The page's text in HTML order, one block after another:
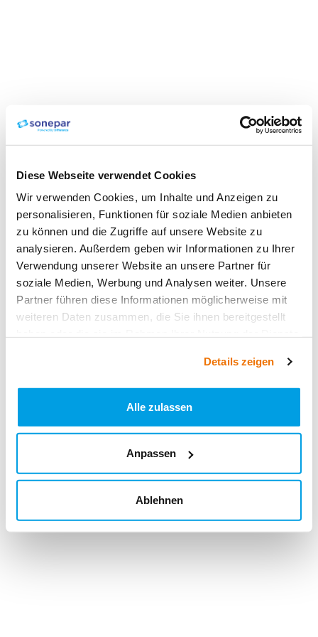
Diese Webseite verwendet Cookies
Wir verwenden Cookies, um Inhalte und Anzeigen zu
personalisieren, Funktionen für soziale Medien anbieten
zu können und die Zugriffe auf unsere Website zu
analysieren. Außerdem geben wir Informationen zu Ihrer
Verwendung unserer Website an unsere Partner für
soziale Medien, Werbung und Analysen weiter. Unsere
Partner führen diese Informationen möglicherweise mit
weiteren Daten zusammen, die Sie ihnen bereitgestellt
Details zeigen
Alle zulassen
Anpassen
Ablehnen